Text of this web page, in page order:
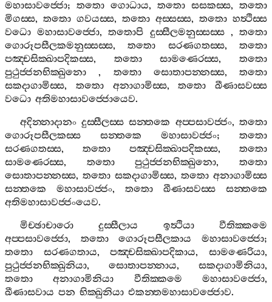
මහාසාවජ‍්ජො; තතො ගොධාය, තතො සසකස‍්ස, තතො
මිගස‍්ස, තතො ගවයස‍්ස, තතො අස‍්සස‍්ස, තතො හත්‍ථිස‍්ස
වධො මහාසාවජ‍්ජො,තතොපි දුස‍්සීලමනුස‍්සස‍්ස,තතො
ගොරූපසීලකමනුස‍්සස‍්ස,තතො සරණගතස‍්ස,තතො
පඤ‍්චසික‍්ඛාපදිකස‍්ස, තතො සාමණෙරස‍්ස,තතො
පුථුජ‍්ජනභික‍්ඛුනො , තතො සොතාපන‍්නස‍්ස, තතො
සකදාගාමිස‍්ස, තතො අනාගාමිස‍්ස,තතො
ඛීණාසවස‍්ස
වධො අතිමහාසාවජ‍්ජොයෙව.
අදින‍්නාදානං දුස‍්සීලස‍්ස සන‍්තකෙ අප‍්පසාවජ‍්ජං, තතො
ගොරූපසීලකස‍්ස
සන‍්තකෙ මහාසාවජ‍්ජං; තතො
සරණගතස‍්ස, තතො පඤ‍්චසික‍්ඛාපදිකස‍්ස, තතො
සාමණෙරස‍්ස, තතො පුථුජ‍්ජනභික‍්ඛුනො,තතො
සොතාපන‍්නස‍්ස, තතො සකදාගාමිස‍්ස, තතො අනාගාමිස‍්ස
සන‍්තකෙ
මහාසාවජ‍්ජං, තතො ඛීණාසවස‍්ස
සන‍්තකෙ
අතිමහාසාවජ‍්ජංයෙව.
මිච‍්ඡාචාරො
දුස‍්සීලාය ඉත්‍ථියා
වීතික‍්කමෙ
අප‍්පසාවජ‍්ජො, තතො ගොරූපසීලකාය මහාසාවජ‍්ජො;
තතො
සරණගතාය,පඤ‍්චසික‍්ඛාපදිකාය,සාමණෙරියා,
පුථුජ‍්ජනභික‍්ඛුනියා, සොතාපන‍්නාය, සකදාගාමිනියා,
තතො
අනාගාමිනියා වීතික‍්කමෙ මහාසාවජ‍්ජො,
ඛීණාසවාය පන භික‍්ඛුනියා එකන‍්තමහාසාවජ‍්ජොව.